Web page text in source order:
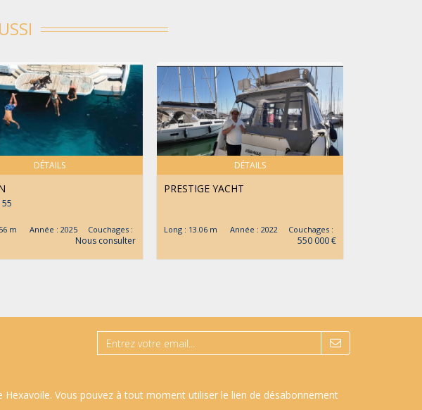
DÉTAILS
55
m Année : 2025 Couchages :
Nous consulter
DÉTAILS
PRESTIGE YACHT
Long : 13.06 m Année : 2022 Couchages :
550 000 €
Vous pouvez à tout moment utiliser le lien de désabonnement